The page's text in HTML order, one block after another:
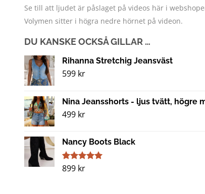
Se till att ljudet är påslaget på videos här i
Volymen sitter i högra nedre hörnet på videon.
DU KANSKE OCKSÅ GILLAR …
Rihanna Stretchig Jeansväst
599 kr
Nina Jeansshorts - ljus tvätt, högre
499 kr
Nancy Boots Black
Betygsatt
1
899 kr